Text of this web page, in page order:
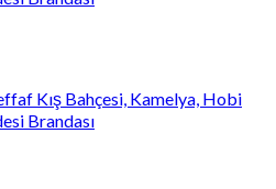
Kış Bahçesi, Kamelya, Hobi
Brandası